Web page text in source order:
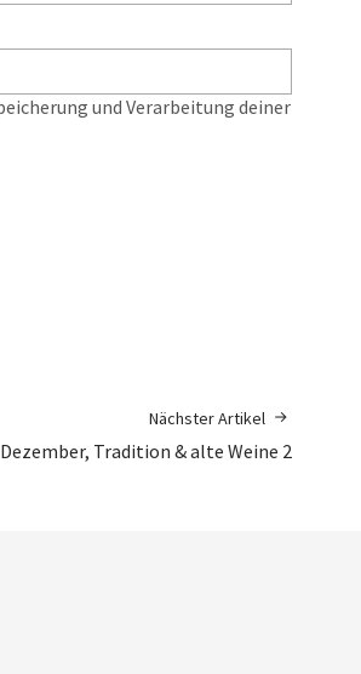
und Verarbeitung deiner
Nächster Artikel
Dezember, Tradition & alte Weine 2